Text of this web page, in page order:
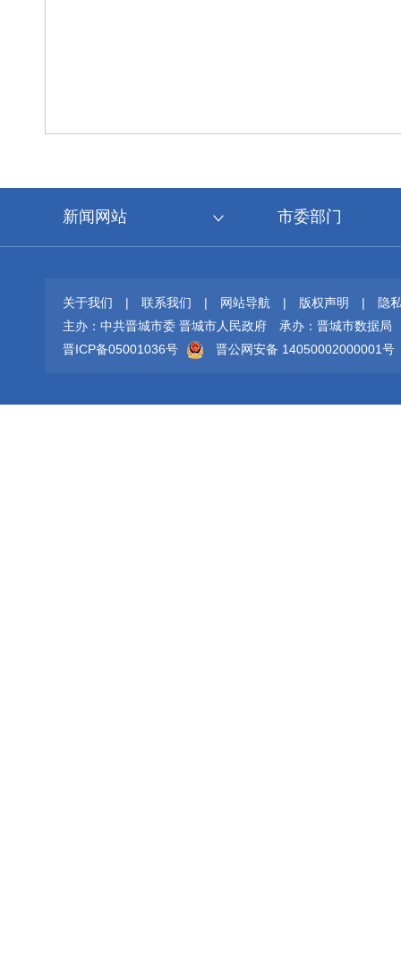
新闻网站 市委部门
关于我们 | 联系我们 | 网站导航 | 版权声明 |
隐
主办：中共晋城市委 晋城市人民政府
承办：晋城市数据局
晋ICP备05001036号
晋公网安备 14050002000001号